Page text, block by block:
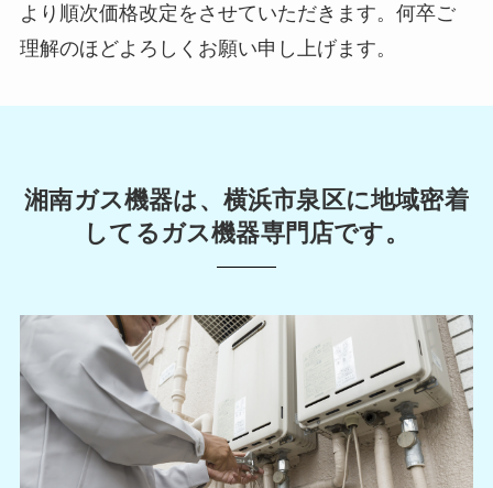
より順次価格改定をさせていただきます。何卒ご
理解のほどよろしくお願い申し上げます。
湘南ガス機器は、横浜市泉区に地域密着
してるガス機器専門店です。